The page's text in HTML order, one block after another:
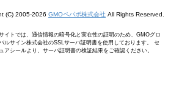
(C) 2005-2026 GMOペパボ株式会社 All Rights Reserved.
イトでは、通信情報の暗号化と実在性の証明のため、GMOグロ
ルサイン株式会社のSSLサーバ証明書を使用しております。 セ
アシールより、サーバ証明書の検証結果をご確認ください。